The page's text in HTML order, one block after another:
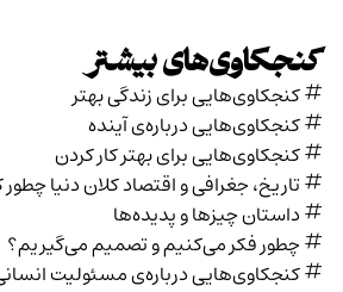
کنجکاوی‌های بیشتر
کنجکاوی‌هایی برای زندگی بهتر
کنجکاوی‌هایی درباره‌ی آينده
کنجکاوی‌هایی برای بهتر کار کردن
تاریخ،‌ جغرافی و اقتصاد کلان دنیا
داستان چیزها و پدیده‌ها
چطور فکر می‌کنیم و تصمیم می‌گیریم؟
کنجکاوی‌هایی درباره‌ی مسئولیت